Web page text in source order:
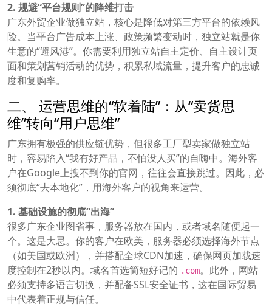
2. 规避“平台规则”的降维打击
广东外贸企业做独立站，核心是降低对第三方平台的依赖风
险。当平台广告成本上涨、政策频繁变动时，独立站就是你
生意的“避风港”。你需要利用独立站自主定价、自主设计页
面和策划营销活动的优势，积累私域流量，提升客户的忠诚
度和复购率。
二、 运营思维的“软着陆”：从“卖货思
维”转向“用户思维”
广东拥有极强的供应链优势，但很多工厂型卖家做独立站
时，容易陷入“我有好产品，不怕没人买”的自嗨中。海外客
户在Google上搜不到你的官网，往往会直接跳过。因此，必
须彻底“去本地化”，用海外客户的视角来运营。
1. 基础设施的彻底“出海”
很多广东企业图省事，服务器放在国内，或者域名随便起一
个。这是大忌。你的客户在欧美，服务器必须选择海外节点
（如美国或欧洲），并搭配全球CDN加速，确保网页加载速
度控制在2秒以内。域名首选简短好记的 .com。此外，网站
必须支持多语言切换，并配备SSL安全证书，这在国际贸易
中代表着正规与信任。